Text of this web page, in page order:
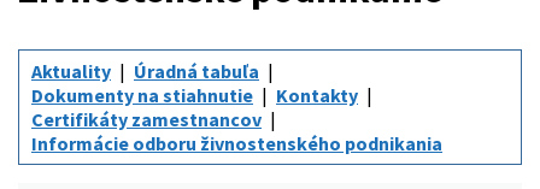
Aktuality
Úradná tabuľa
Dokumenty na stiahnutie
Kontakty
Certifikáty zamestnancov
Informácie odboru živnostenského podnikania